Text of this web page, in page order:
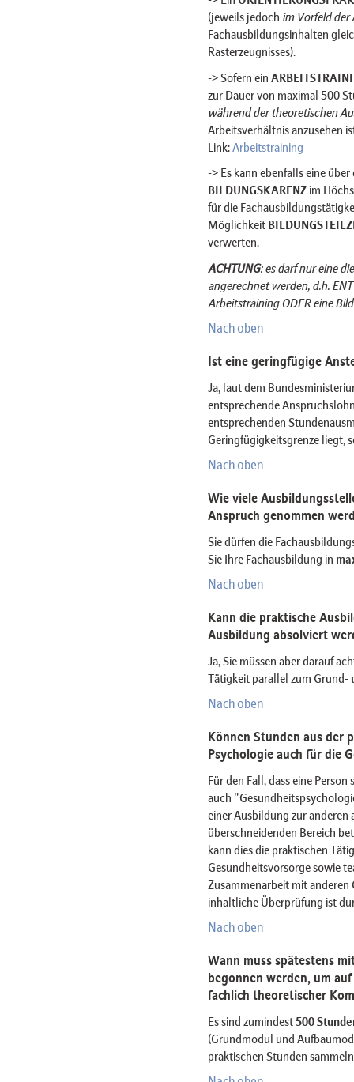
(jeweils jedoch im Vorfeld der
Fachausbildungsinhalten
Rasterzeugnisses).
-> Sofern ein
zur Dauer von maximal 500
während der theoretischen
Arbeitsverhältnis anzusehen
Link: Arbeitstraining
-> Es kann ebenfalls eine
BILDUNGSKARENZim
für die
Möglichkeit
verwerten.
ACHTUNG: es darf nur eine
angerechnet werden, d.h.
Arbeitstraining ODER eine
Nach oben
Ist eine geringfügige
Ja, laut dem
entsprechende
entsprechenden
Geringfügigkeitsgrenze liegt,
Nach oben
Wie viele
Anspruch genommen
Sie dürfen die
Sie Ihre Fachausbildung in
Nach oben
Kann die praktische
Ausbildung absolviert
Ja, Sie müssen aber darauf
Tätigkeit parallel zum Grund-
Nach oben
Können Stunden aus der
Psychologie auch für die
Für den Fall, dass eine
auch
einer Ausbildung zur anderen
überschneidenden Bereich
kann dies die praktischen
Gesundheitsvorsorge sowie
Zusammenarbeit mit anderen
inhaltliche Überprüfung ist
Nach oben
Wann muss spätestens
begonnen werden, um
fachlich theoretischer
Es sind zumindest 500
(Grundmodul und
praktischen Stunden